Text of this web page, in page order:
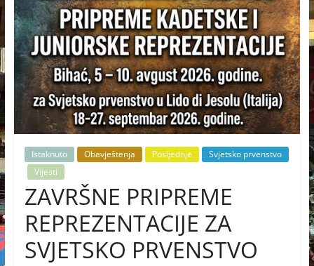
Istaknuto Obavještenja Posljednje
Svjetsko prvenstvo
Vijesti
ZAVRŠNE PRIPREME
REPREZENTACIJE ZA
SVJETSKO PRVENSTVO